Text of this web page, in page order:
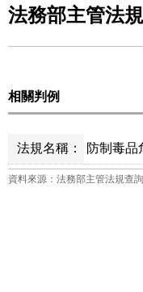
法務部主管法
相關判例
法規名稱： 防制毒品
資料來源：法務部主管法規查